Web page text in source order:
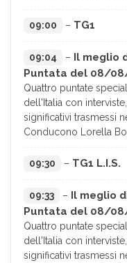
09:00 – TG1
09:04 – Il meglio
Puntata del 08/
Quattro puntate
dell'Italia con
significativi trasmessi
Conducono Lorella
09:30 – TG1 L.I.S.
09:33 – Il meglio
Puntata del 08/
Quattro puntate
dell'Italia con
significativi trasmessi